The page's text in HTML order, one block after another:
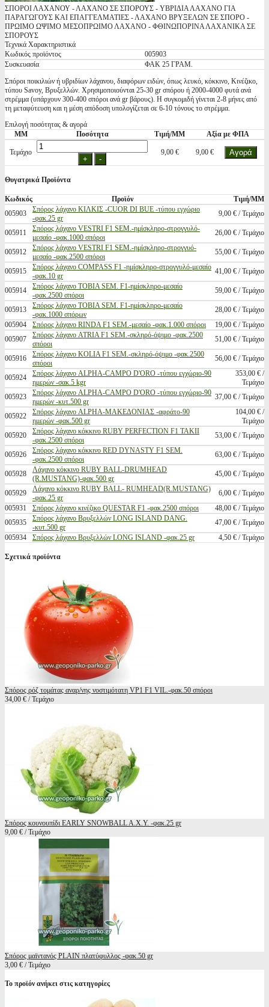
ΣΠΟΡΟΙ ΛΑΧΑΝΟΥ - ΛΑΧΑΝΟ ΣΕ ΣΠΟΡΟΥΣ - ΥΒΡΙΔΙΑ ΛΑΧΑΝΟ ΓΙΑ
ΠΑΡΑΓΩΓΟΥΣ ΚΑΙ ΕΠΑΓΓΕΛΜΑΤΙΕΣ - ΛΑΧΑΝΟ ΒΡΥΞΕΛΩΝ ΣΕ ΣΠΟΡΟ -
ΠΡΩΙΜΟ ΩΨΙΜΟ ΜΕΣΟΠΡΩΙΜΟ ΛΑΧΑΝΟ - ΦΘΙΝΩΠΟΡΙΝΑ ΛΑΧΑΝΙΚΑ ΣΕ
ΣΠΟΡΟΥΣ
Τεχνικά Χαρακτηριστικά
Κωδικός προϊόντος
005903
Συσκευασία
ΦΑΚ 25 ΓΡΑΜ.
Σπόροι ποικιλιών ή υβριδίων λάχανου, διαφόρων ειδών, όπως λευκό, κόκκινο, Κινέζικο,
τύπου Savoy, Βρυξελλών. Χρησιμοποιούνται 25-30 gr σπόρου ή 2000-4000 φυτά ανά
στρέμμα (υπάρχουν 300-400 σπόροι ανά gr βάρους). Η συγκομιδή γίνεται 2-8 μήνες από
τη μεταφύτευση και η μέση απόδοση υπολογίζεται σε 6-10 τόνους το στρέμμα.
Επιλογή ποσότητας & αγορά
ΜΜ
Ποσότητα Τιμή/ΜΜ Αξία με ΦΠΑ
Τεμάχιο 9,00 € 9,00 €
Θυγατρικά Προϊόντα
Κωδικός Προϊόν
Τιμή/ΜΜ
005903
Σπόρος λάχανο ΚΙΛΚΙΣ -CUOR DI BUE -τύπου εγχώριο
-φακ.25 gr
9,00 € / Τεμάχιο
005911
Σπόρος λάχανο VESTRI F1 SEM.-ημίσκληρο-στρογγυλό-
μεσαίο -φακ.1000 σπόροι
26,00 € / Τεμάχιο
005912
Σπόρος λάχανο VESTRI F1 SEM.-ημίσκληρο-στρογγυό-
μεσαίο -φακ.2500 σπόροι
55,00 € / Τεμάχιο
005915
Σπόρος λάχανο COMPASS F1 -ημίσκληρο-στρογγυλό-μεσαίο
-φακ.10 gr
41,00 € / Τεμάχιο
005914
Σπόρος λάχανο TOBIA SEM. F1-ημίσκληρο-μεσαίο
-φακ.2500 σπόροι
59,00 € / Τεμάχιο
005913
Σπόρος λάχανο TOBIA SEM. F1-ημίσκληρο-μεσαίο
-φακ.1000 σπόρων
28,00 € / Τεμάχιο
005904
Σπόρος λάχανο RINDA F1 SEM.-μεσαίο -φακ.1.000 σπόροι
19,00 € / Τεμάχιο
005907
Σπόρος λάχανο ATRIA F1 SEM.-σκληρό-όψιμο -φακ.2500
σπόροι
51,00 € / Τεμάχιο
005916
Σπόρος λάχανο KOLIA F1 SEM.-σκληρό-όψιμο -φακ.2500
σπόροι
56,00 € / Τεμάχιο
005924
Σπόρος λάχανο ALPHA-CAMPO D'ORO -τύπου εγχώριο-90
ημερών -σακ.5 kgr
353,00 € /
Τεμάχιο
005923
Σπόρος λάχανο ALPHA-CAMPO D'ORO -τύπου εγχώριο-90
ημερών -κυτ.500 gr
37,00 € / Τεμάχιο
005922
Σπόρος λάχανο ALPHA-ΜΑΚΕΔΟΝΙΑΣ -αφράτο-90
ημερών -φακ.500 gr
104,00 € /
Τεμάχιο
005920
Σπόρος λάχανο κόκκινο RUBY PERFECTION F1 TAKII
-φακ.2500 σπόροι
53,00 € / Τεμάχιο
005926
Σπόρος λάχανο κόκκινο RED DYNASTY F1 SEM.
-φακ.2500 σπόροι
63,00 € / Τεμάχιο
005928
Λάχανο κόκκινο RUBY BALL-DRUMHEAD
(R.MUSTANG)-φακ.500 gr
45,00 € / Τεμάχιο
005929
Λάχανο κόκκινο RUBY BALL- RUMHEAD(R.MUSTANG)
-φακ.25 gr
6,00 € / Τεμάχιο
005931
Σπόρος λάχανο κινέζικο QUESTAR F1 -φακ.2500 σπόροι
48,00 € / Τεμάχιο
005935
Σπόρος λάχανο Βρυξελλών LONG ISLAND DANG.
-κυτ.500 gr
47,00 € / Τεμάχιο
005934
Σπόρος λάχανο Βρυξελλών LONG ISLAND -φακ.25 gr 4,50 € / Τεμάχιο
Σχετικά προϊόντα
Σπόρος ρόζ τομάτας αναρ/νης νοστιμότατη VP1 F1 VIL.-φακ.50 σπόροι
34,00 € / Τεμάχιο
Σπόρος κουνουπίδι EARLY SNOWBALL A.X.Y. -φακ.25 gr
9,00 € / Τεμάχιο
Σπόρος μαϊντανός PLAIN πλατύφυλλος -φακ.50 gr
3,00 € / Τεμάχιο
Το προϊόν ανήκει στις κατηγορίες